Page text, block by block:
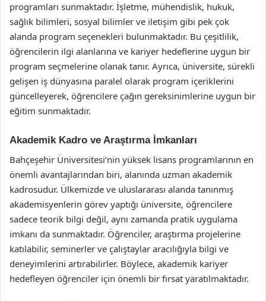
programları sunmaktadır. İşletme, mühendislik, hukuk,
sağlık bilimleri, sosyal bilimler ve iletişim gibi pek çok
alanda program seçenekleri bulunmaktadır. Bu çeşitlilik,
öğrencilerin ilgi alanlarına ve kariyer hedeflerine uygun bir
program seçmelerine olanak tanır. Ayrıca, üniversite, sürekli
gelişen iş dünyasına paralel olarak program içeriklerini
güncelleyerek, öğrencilere çağın gereksinimlerine uygun bir
eğitim sunmaktadır.
Akademik Kadro ve Araştırma İmkanları
Bahçeşehir Üniversitesi’nin yüksek lisans programlarının en
önemli avantajlarından biri, alanında uzman akademik
kadrosudur. Ülkemizde ve uluslararası alanda tanınmış
akademisyenlerin görev yaptığı üniversite, öğrencilere
sadece teorik bilgi değil, aynı zamanda pratik uygulama
imkanı da sunmaktadır. Öğrenciler, araştırma projelerine
katılabilir, seminerler ve çalıştaylar aracılığıyla bilgi ve
deneyimlerini artırabilirler. Böylece, akademik kariyer
hedefleyen öğrenciler için önemli bir fırsat yaratılmaktadır.